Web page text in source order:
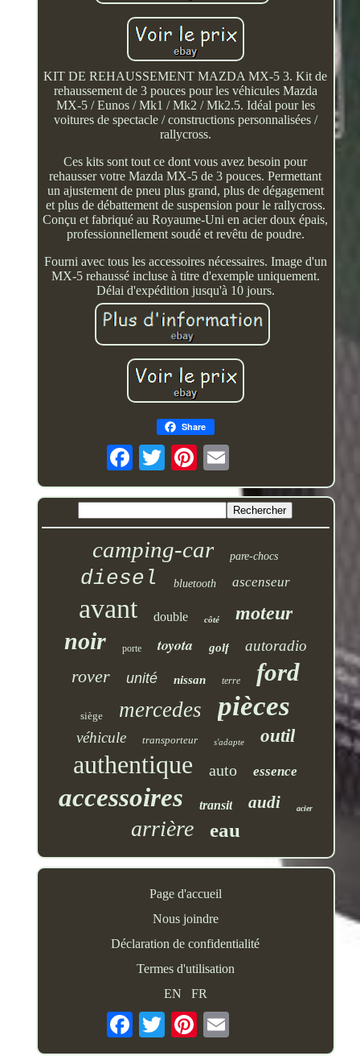
KIT DE REHAUSSEMENT MAZDA MX-5 3. Kit de
rehaussement de 3 pouces pour les véhicules Mazda
MX-5 / Eunos / Mk1 / Mk2 / Mk2.5. Idéal pour les
voitures de spectacle / constructions personnalisées /
rallycross.
Ces kits sont tout ce dont vous avez besoin pour
rehausser votre Mazda MX-5 de 3 pouces. Permettant
un ajustement de pneu plus grand, plus de dégagement
et plus de débattement de suspension pour le rallycross.
Conçu et fabriqué au Royaume-Uni en acier doux épais,
professionnellement soudé et revêtu de poudre.
Fourni avec tous les accessoires nécessaires. Image d'un
MX-5 rehaussé incluse à titre d'exemple uniquement.
Délai d'expédition jusqu'à 10 jours.
Share
camping-car pare-chocs
diesel bluetooth ascenseur
avant double côté moteur
noir porte toyota golf autoradio
rover unité nissan terre ford
siège mercedes pièces
véhicule transporteur s'adapte outil
authentique auto essence
accessoires transit audi acier
arrière eau
Page d'accueil
Nous joindre
Déclaration de confidentialité
Termes d'utilisation
EN
FR